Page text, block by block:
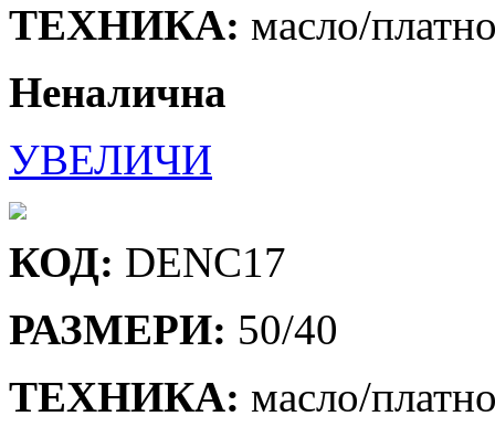
ТЕХНИКА: масло/
Неналична
УВЕЛИЧИ
КОД: DENC17
РАЗМЕРИ: 50/40
ТЕХНИКА: масло/